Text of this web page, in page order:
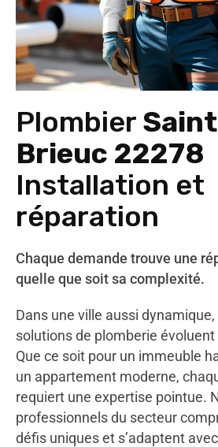
Plombier
Brieuc 22278
Installation et
réparation
Chaque demande trouve une
quelle que soit sa complexité.
Dans une ville aussi
solutions de plomberie
Que ce soit pour un immeuble
un appartement moderne,
requiert une expertise pointue.
professionnels du secteur
défis uniques et s’adaptent